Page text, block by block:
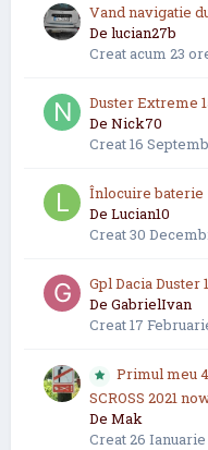
Vand navigatie
De lucian27b
Creat acum 23
Duster Extreme
De Nick70
Creat16
Înlocuire baterie
De Lucian10
Creat30
Gpl Dacia Duster
De GabrielIvan
Creat17
Primul meu
SCROSS 2021
De Mak
Creat26 Ianuarie